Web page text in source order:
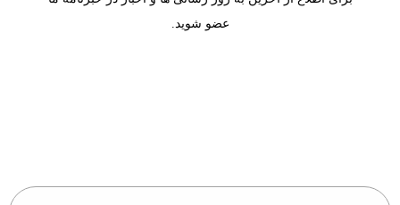
عضو شوید.